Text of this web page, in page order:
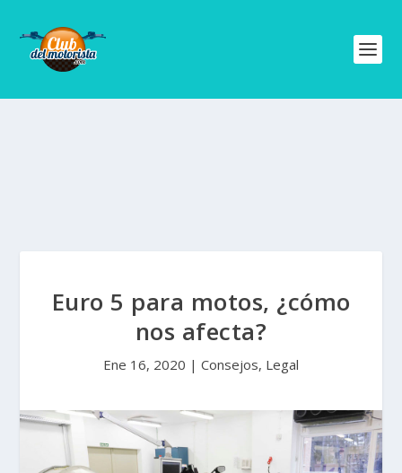
Euro 5 para motos, ¿cómo
nos afecta?
Ene 16, 2020 | Consejos, Legal